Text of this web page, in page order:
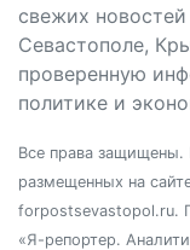
свежих
Севастополе,
проверенную
политике и
Все права защищены.
размещенных на
forpostsevastopol.ru.
«Я-репортер.